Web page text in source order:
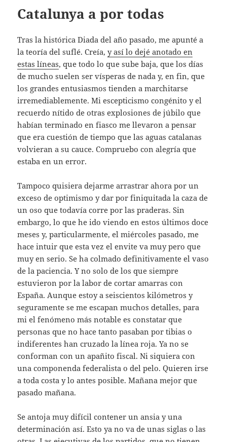
Catalunya a por todas
Tras la histórica Diada del año pasado, me apunté a
la teoría del suflé. Creía,y así lo dejé anotado en
estas líneas, que todo lo que sube baja, que los días
de mucho suelen ser vísperas de nada y, en fin, que
los grandes entusiasmos tienden a marchitarse
irremediablemente. Mi escepticismo congénito y el
recuerdo nítido de otras explosiones de júbilo que
habían terminado en fiasco me llevaron a pensar
que era cuestión de tiempo que las aguas catalanas
volvieran a su cauce. Compruebo con alegría que
estaba en un error.
Tampoco quisiera dejarme arrastrar ahora por un
exceso de optimismo y dar por finiquitada la caza de
un oso que todavía corre por las praderas. Sin
embargo, lo que he ido viendo en estos últimos doce
meses y, particularmente, el miércoles pasado, me
hace intuir que esta vez el envite va muy pero que
muy en serio. Se ha colmado definitivamente el vaso
de la paciencia. Y no solo de los que siempre
estuvieron por la labor de cortar amarras con
España. Aunque estoy a seiscientos kilómetros y
seguramente se me escapan muchos detalles, para
mi el fenómeno más notable es constatar que
personas que no hace tanto pasaban por tibias o
indiferentes han cruzado la línea roja. Ya no se
conforman con un apañito fiscal. Ni siquiera con
una componenda federalista o del pelo. Quieren irse
a toda costa y lo antes posible. Mañana mejor que
pasado mañana.
Se antoja muy difícil contener un ansia y una
determinación así. Esto ya no va de unas siglas o las